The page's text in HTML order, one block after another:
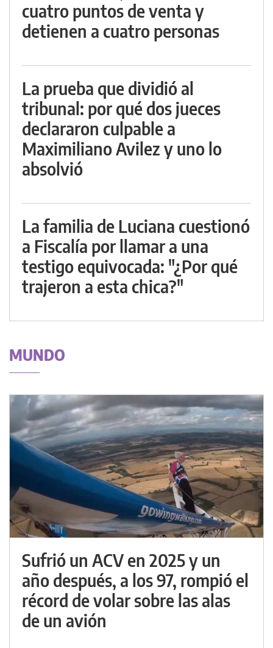
cuatro puntos de venta y
detienen a cuatro personas
La prueba que dividió al
tribunal: por qué dos jueces
declararon culpable a
Maximiliano Avilez y uno lo
absolvió
La familia de Luciana cuestionó
a Fiscalía por llamar a una
testigo equivocada: "¿Por qué
trajeron a esta chica?"
MUNDO
Sufrió un ACV en 2025 y un
año después, a los 97, rompió el
récord de volar sobre las alas
de un avión